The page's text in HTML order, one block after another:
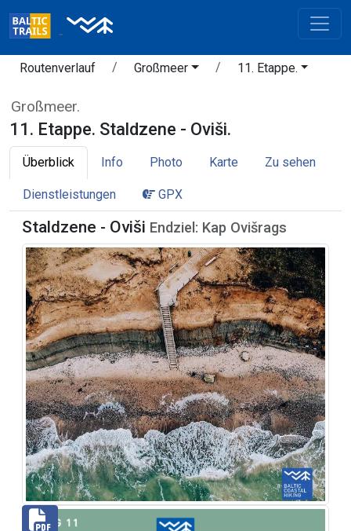
Routenverlauf Großmeer 11. Etappe.
Großmeer.
11. Etappe. Staldzene - Oviši.
Überblick Info Photo Karte Zu sehen
Dienstleistungen GPX
Staldzene - Oviši Endziel: Kap Ovišrags